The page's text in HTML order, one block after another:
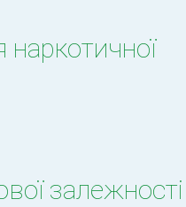
наркотичної
залежності